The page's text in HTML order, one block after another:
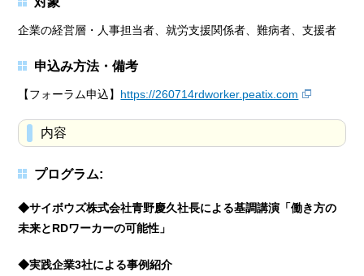
企業の経営層・人事担当者、就労支援関係者、難病者、支援者
申込み方法・備考
【フォーラム申込】 https://260714rdworker.peatix.com
内容
プログラム:
◆サイボウズ株式会社青野慶久社長による基調講演「働き方の
未来とRDワーカーの可能性」
◆実践企業3社による事例紹介